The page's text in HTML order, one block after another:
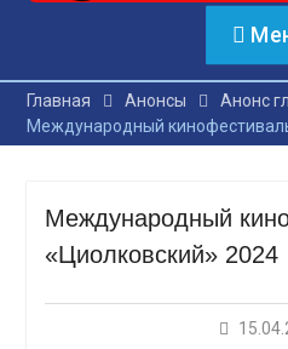
Главная Анонсы
Анонс
Международный
Международный
«Циолковский» 2024